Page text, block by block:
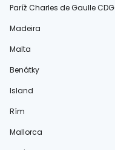
Paríž Charles de Gaulle CDG
Madeira
Malta
Benátky
Island
Rím
Mallorca